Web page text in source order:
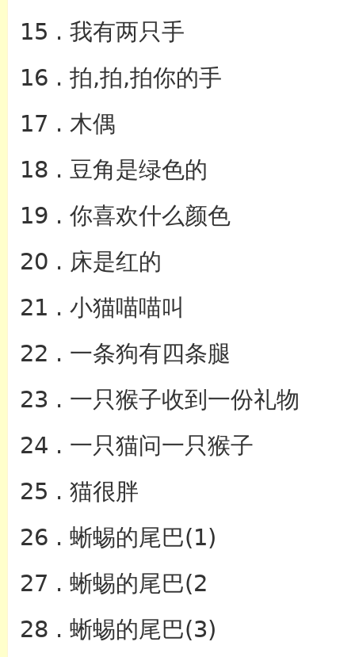
15 . 我有两只手
16 . 拍,拍,拍你的手
17 . 木偶
18 . 豆角是绿色的
19 . 你喜欢什么颜色
20 . 床是红的
21 . 小猫喵喵叫
22 . 一条狗有四条腿
23 . 一只猴子收到一份礼物
24 . 一只猫问一只猴子
25 . 猫很胖
26 . 蜥蜴的尾巴(1)
27 . 蜥蜴的尾巴(2
28 . 蜥蜴的尾巴(3)